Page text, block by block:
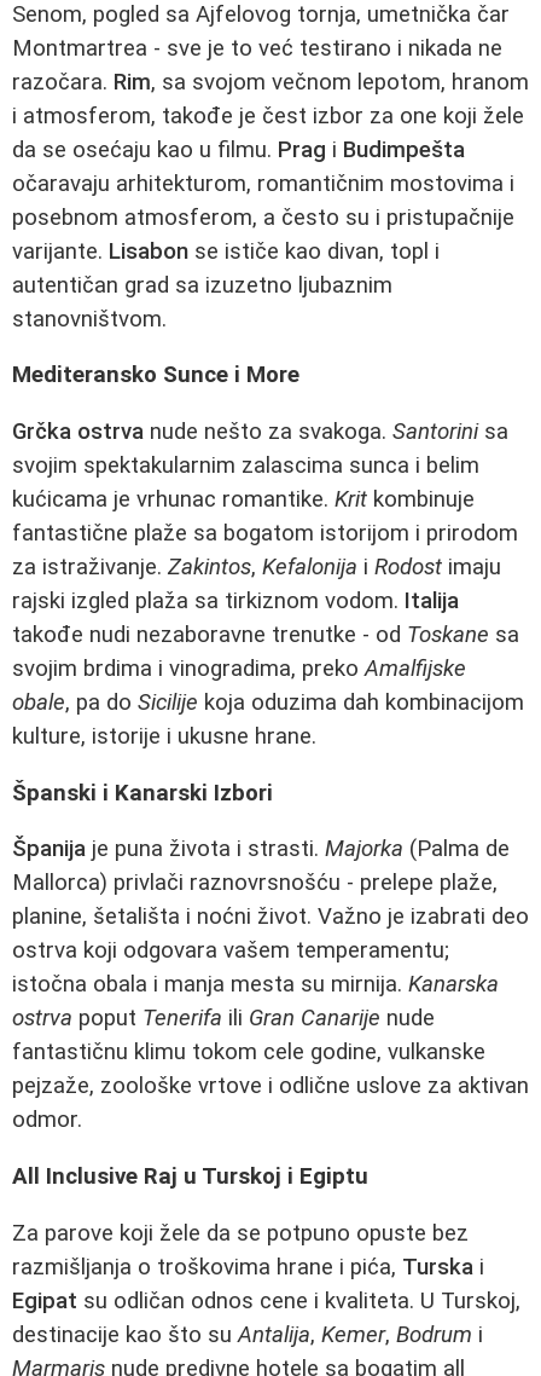
Senom, pogled sa Ajfelovog tornja, umetnička čar
Montmartrea - sve je to već testirano i nikada ne
razočara. Rim, sa svojom večnom lepotom, hranom
i atmosferom, takođe je čest izbor za one koji žele
da se osećaju kao u filmu. Prag i Budimpešta
očaravaju arhitekturom, romantičnim mostovima i
posebnom atmosferom, a često su i pristupačnije
varijante. Lisabon se ističe kao divan, topl i
autentičan grad sa izuzetno ljubaznim
stanovništvom.
Mediteransko Sunce i More
Grčka ostrva nude nešto za svakoga. Santorinisa
svojim spektakularnim zalascima sunca i belim
kućicama je vrhunac romantike. Krit kombinuje
fantastične plaže sa bogatom istorijom i prirodom
za istraživanje. Zakintos, Kefalonija i Rodost imaju
rajski izgled plaža sa tirkiznom vodom. Italija
takođe nudi nezaboravne trenutke - od Toskane sa
svojim brdima i vinogradima, prekoAmalfijske
obale, pa do Sicilije koja oduzima dah kombinacijom
kulture, istorije i ukusne hrane.
Španski i Kanarski Izbori
Španija je puna života i strasti. Majorka (Palma de
Mallorca) privlači raznovrsnošću - prelepe plaže,
planine, šetališta i noćni život. Važno je izabrati deo
ostrva koji odgovara vašem temperamentu;
istočna obala i manja mesta su mirnija. Kanarska
ostrva poput Tenerifa ili Gran Canarije nude
fantastičnu klimu tokom cele godine, vulkanske
pejzaže, zoološke vrtove i odlične uslove za aktivan
odmor.
All Inclusive Raj u Turskoj i Egiptu
Za parove koji žele da se potpuno opuste bez
razmišljanja o troškovima hrane i pića, Turska i
Egipat su odličan odnos cene i kvaliteta. U Turskoj,
destinacije kao što suAntalija, Kemer, Bodrum i
Marmaris nude predivne hotele sa bogatim all